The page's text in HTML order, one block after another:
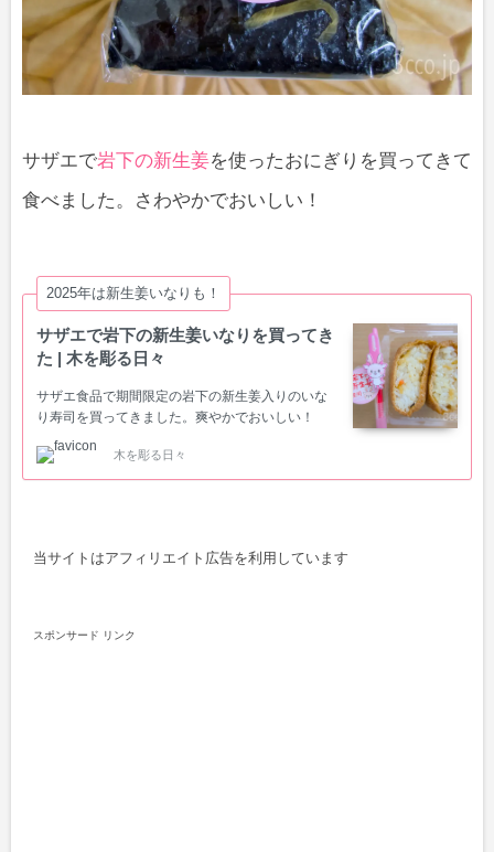
サザエで岩下の新生姜を使ったおにぎりを買ってきて
食べました。さわやかでおいしい！
2025年は新生姜いなりも！
サザエで岩下の新生姜いなりを買ってき
た | 木を彫る日々
サザエ食品で期間限定の岩下の新生姜入りのいな
り寿司を買ってきました。爽やかでおいしい！
木を彫る日々
当サイトはアフィリエイト広告を利用しています
スポンサード リンク